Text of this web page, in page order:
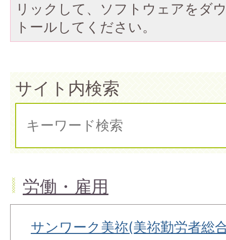
リックして、ソフトウェアをダ
トールしてください。
サイト内検索
労働・雇用
サンワーク美祢(美祢勤労者総